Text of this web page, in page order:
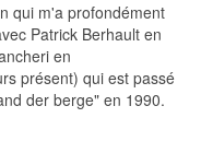
qui m'a profondément
Patrick Berhault en
en
présent) qui est passé
der berge" en 1990.